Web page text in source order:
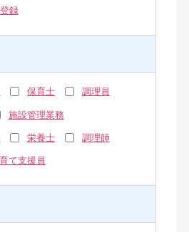
録
保育士 調理員
施設管理業務
栄養士 調理師
て支援員